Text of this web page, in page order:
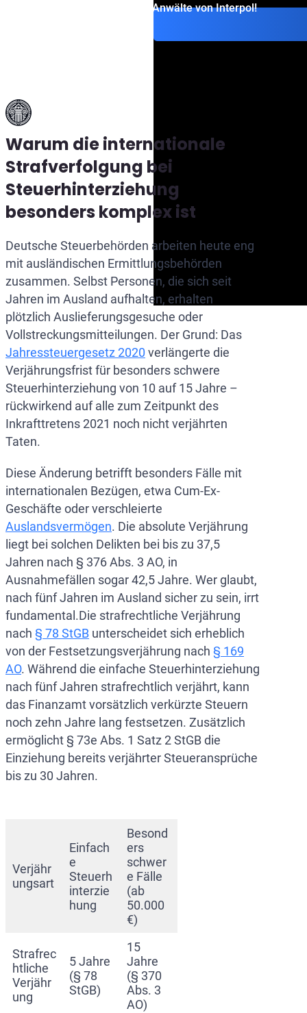
Kontaktieren Sie die Anwälte von Interpol!
Warum die internationale
Strafverfolgung bei
Steuerhinterziehung
besonders komplex ist
Deutsche Steuerbehörden arbeiten heute eng
mit ausländischen Ermittlungsbehörden
zusammen. Selbst Personen, die sich seit
Jahren im Ausland aufhalten, erhalten
plötzlich Auslieferungsgesuche oder
Vollstreckungsmitteilungen. Der Grund: Das
Jahressteuergesetz 2020 verlängerte die
Verjährungsfrist für besonders schwere
Steuerhinterziehung von 10 auf 15 Jahre –
rückwirkend auf alle zum Zeitpunkt des
Inkrafttretens 2021 noch nicht verjährten
Taten.
Diese Änderung betrifft besonders Fälle mit
internationalen Bezügen, etwa Cum-Ex-
Geschäfte oder verschleierte
Auslandsvermögen. Die absolute Verjährung
liegt bei solchen Delikten bei bis zu 37,5
Jahren nach § 376 Abs. 3 AO, in
Ausnahmefällen sogar 42,5 Jahre. Wer glaubt,
nach fünf Jahren im Ausland sicher zu sein, irrt
fundamental.Die strafrechtliche Verjährung
nach § 78 StGB unterscheidet sich erheblich
von der Festsetzungsverjährung nach § 169
AO. Während die einfache Steuerhinterziehung
nach fünf Jahren strafrechtlich verjährt, kann
das Finanzamt vorsätzlich verkürzte Steuern
noch zehn Jahre lang festsetzen. Zusätzlich
ermöglicht § 73e Abs. 1 Satz 2 StGB die
Einziehung bereits verjährter Steueransprüche
bis zu 30 Jahren.
Verjähr
ungsart
Einfach
e
Steuerh
interzie
hung
Besond
ers
schwer
e Fälle
(ab
50.000
€)
Strafrec
htliche
Verjähr
ung
5 Jahre
(§ 78
StGB)
15
Jahre
(§ 370
Abs. 3
AO)